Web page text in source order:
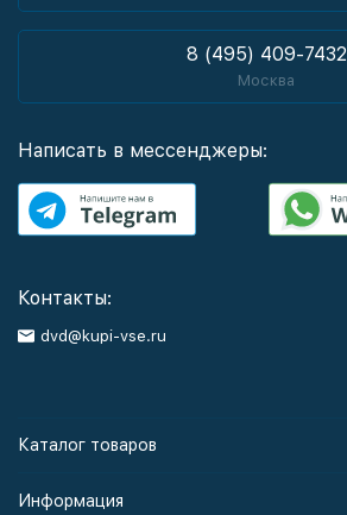
8 (495) 409-7432
Москва
Написать в мессенджеры:
Контакты:
dvd@kupi-vse.ru
Каталог товаров
Информация